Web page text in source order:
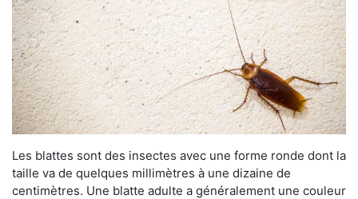
Les blattes sont des insectes avec une forme ronde dont la
taille va de quelques millimètres à une dizaine de
centimètres. Une blatte adulte a généralement une couleur